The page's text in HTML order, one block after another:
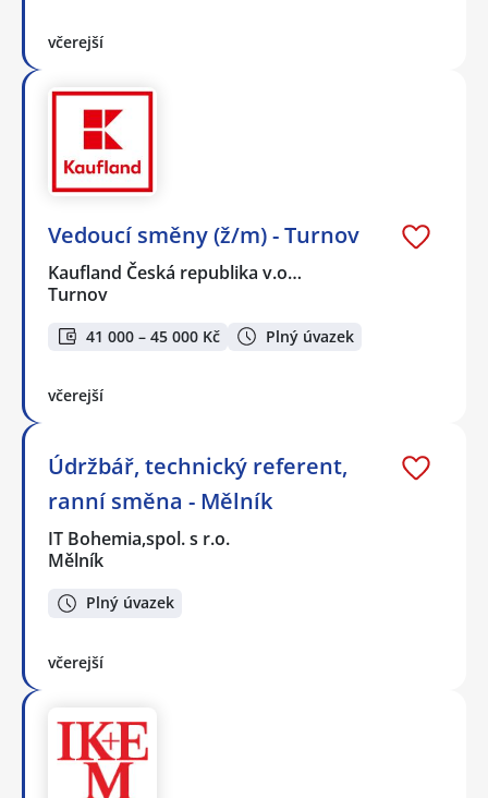
včerejší
Vedoucí směny (ž/m) - Turnov
Kaufland Česká republika v.o…
Turnov
41 000 – 45 000 Kč Plný úvazek
včerejší
Údržbář, technický referent,
ranní směna - Mělník
IT Bohemia,spol. s r.o.
Mělník
Plný úvazek
včerejší